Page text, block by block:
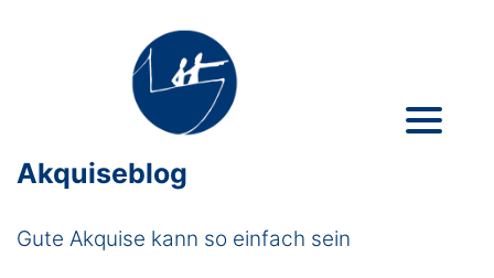
Akquiseblog
Gute Akquise kann so einfach sein